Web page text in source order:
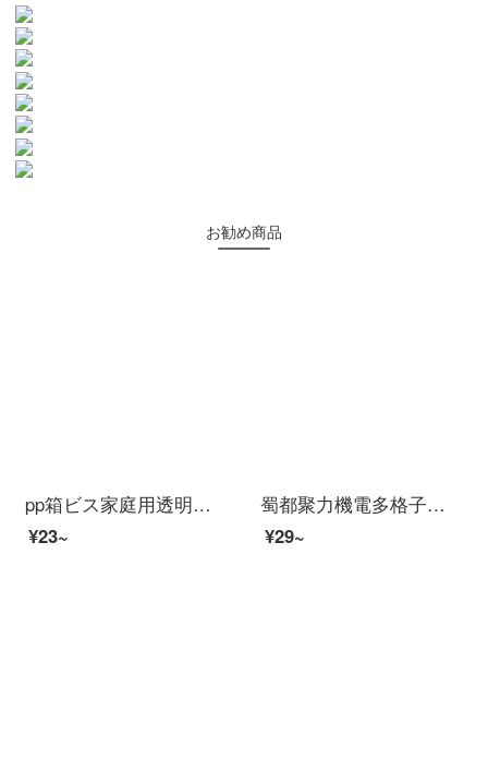
お勧め商品
pp箱ビス家庭用透明収納箱電子五金部品プラスチックケース部品箱SYC-529
¥23~
蜀都聚力機電多格子部品箱電子部品透明プラスチック収納ケースビス部品分類格子サンプルケース無格ミニイヤホンボタンケース【2個入り】
¥29~